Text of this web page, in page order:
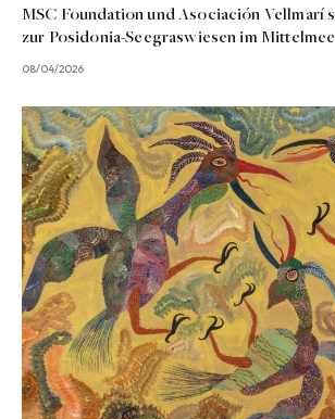
MSC Foundation und Asociación Vellmarí
zur Posidonia-Seegraswiesen im
08/04/2026